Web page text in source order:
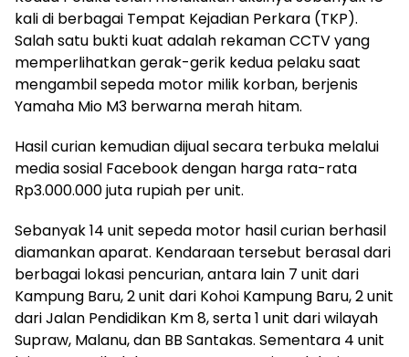
kali di berbagai Tempat Kejadian Perkara (TKP).
Salah satu bukti kuat adalah rekaman CCTV yang
memperlihatkan gerak-gerik kedua pelaku saat
mengambil sepeda motor milik korban, berjenis
Yamaha Mio M3 berwarna merah hitam.
Hasil curian kemudian dijual secara terbuka melalui
media sosial Facebook dengan harga rata-rata
Rp3.000.000 juta rupiah per unit.
Sebanyak 14 unit sepeda motor hasil curian berhasil
diamankan aparat. Kendaraan tersebut berasal dari
berbagai lokasi pencurian, antara lain 7 unit dari
Kampung Baru, 2 unit dari Kohoi Kampung Baru, 2 unit
dari Jalan Pendidikan Km 8, serta 1 unit dari wilayah
Supraw, Malanu, dan BB Santakas. Sementara 4 unit